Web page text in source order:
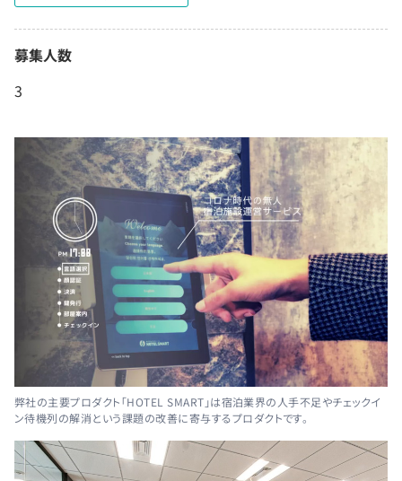
募集人数
3
弊社の主要プロダクト「HOTEL SMART」は宿泊業界の人手不足やチェックイ
ン待機列の解消という課題の改善に寄与するプロダクトです。